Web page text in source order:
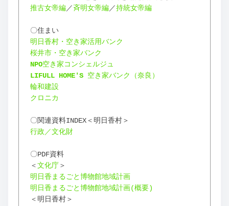
推古女帝編／斉明女帝編／持統女帝編
〇住まい
明日香村・空き家活用バンク
桜井市・空き家バンク
NPO空き家コンシェルジュ
LIFULL HOME'S 空き家バンク（奈良）
輪和建設
クロニカ
〇関連資料INDEX＜明日香村＞
行政／文化財
〇PDF資料
＜文化庁＞
明日香まるごと博物館地域計画
明日香まるごと博物館地域計画(概要)
＜明日香村＞